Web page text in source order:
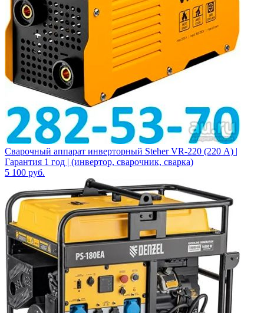
Сварочный аппарат инверторный Steher VR-220 (220 А) |
Гарантия 1 год | (инвертор, сварочник, сварка)
5 100 руб.